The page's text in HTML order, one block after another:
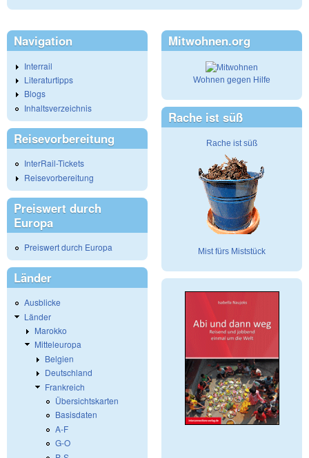
Navigation
Interrail
Literaturtipps
Blogs
Inhaltsverzeichnis
Reisevorbereitung
InterRail-Tickets
Reisevorbereitung
Preiswert durch
Europa
Preiswert durch Europa
Länder
Ausblicke
Länder
Marokko
Mitteleuropa
Belgien
Deutschland
Frankreich
Übersichtskarten
Basisdaten
A-F
G-O
Mitwohnen.org
Wohnen gegen Hilfe
Rache ist süß
Rache ist süß
Mist fürs Miststück